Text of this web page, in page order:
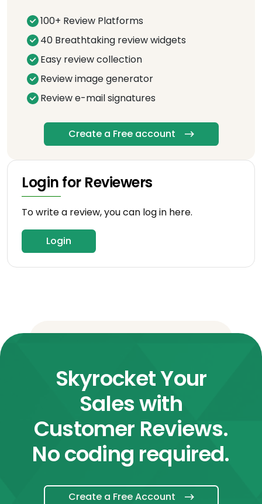
100+ Review Platforms
40 Breathtaking review widgets
Easy review collection
Review image generator
Review e-mail signatures
Create a Free account
Login for Reviewers
To write a review, you can log in here.
Login
Skyrocket Your
Sales with
Customer Reviews.
No coding required.
Create a Free Account